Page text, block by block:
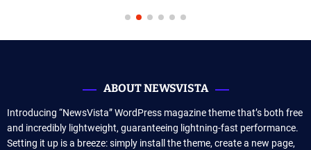
ABOUT NEWSVISTA
Introducing “NewsVista” WordPress magazine theme that’s both free
and incredibly lightweight, guaranteeing lightning-fast performance.
Setting it up is a breeze: simply install the theme, create a new page,